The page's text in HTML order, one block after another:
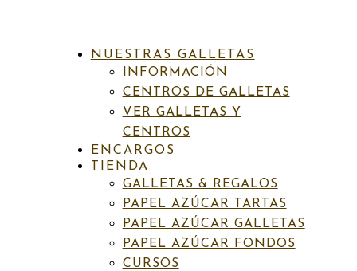
NUESTRAS GALLETAS
INFORMACIÓN
CENTROS DE GALLETAS
VER GALLETAS Y
CENTROS
ENCARGOS
TIENDA
GALLETAS & REGALOS
PAPEL AZÚCAR TARTAS
PAPEL AZÚCAR GALLETAS
PAPEL AZÚCAR FONDOS
CURSOS
PAPEL AZÚCAR FONDOS
Papel azúcar fondos
Fon Tropic 5